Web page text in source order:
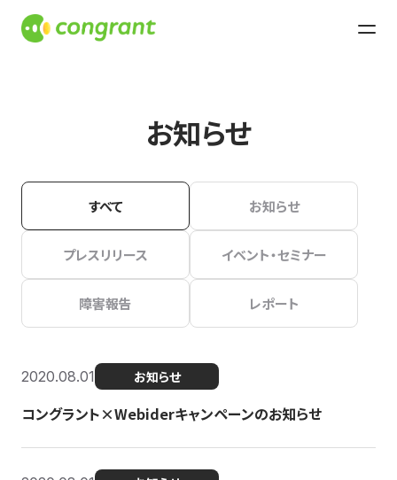
お知らせ
すべて お知らせ
プレスリリース イベント・セミナー
障害報告 レポート
2020.08.01 お知らせ
コングラント×Webiderキャンペーンのお知らせ